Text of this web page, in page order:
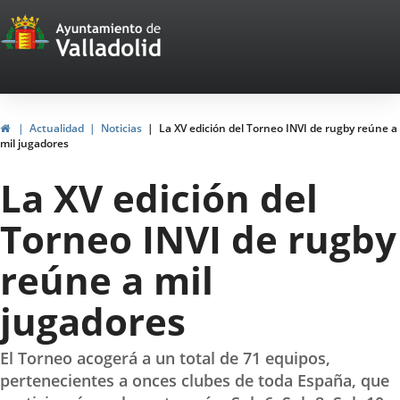
Portal
Web
del
Ayuntamiento
de
Valladolid
InicioActualidad Noticias
La XV edición del Torneo INVI de rugby reúne a
mil jugadores
La XV edición del
Torneo INVI de rugby
reúne a mil
jugadores
El Torneo acogerá a un total de 71 equipos,
pertenecientes a onces clubes de toda España, que